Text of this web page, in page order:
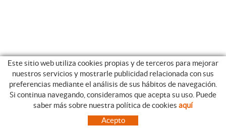
CATEGORIAS GUIA DE COMPRA
CONDICIONES DE COMPRA
PAGO
Este sitio web utiliza cookies propias y de terceros para mejorar
nuestros servicios y mostrarle publicidad relacionada con sus
preferencias mediante el análisis de sus hábitos de navegación.
Si continua navegando, consideramos que acepta su uso. Puede
saber más sobre nuestra política de cookies aquí
Acepto